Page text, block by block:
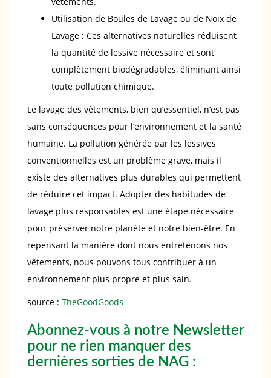
Utilisation de Boules de Lavage ou de Noix de
Lavage : Ces alternatives naturelles réduisent
la quantité de lessive nécessaire et sont
complètement biodégradables, éliminant ainsi
toute pollution chimique.
Le lavage des vêtements, bien qu’essentiel, n’est pas
sans conséquences pour l’environnement et la santé
humaine. La pollution générée par les lessives
conventionnelles est un problème grave, mais il
existe des alternatives plus durables qui permettent
de réduire cet impact. Adopter des habitudes de
lavage plus responsables est une étape nécessaire
pour préserver notre planète et notre bien-être. En
repensant la manière dont nous entretenons nos
vêtements, nous pouvons tous contribuer à un
environnement plus propre et plus sain.
source : TheGoodGoods
Abonnez-vous à notre Newsletter
pour ne rien manquer des
dernières sorties de NAG :